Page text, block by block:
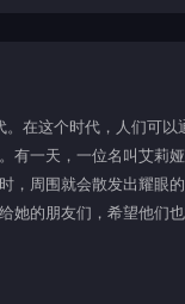
在这个时代，人们可以
有一天，一位名叫艾莉
，周围就会散发出耀眼
她的朋友们，希望他们也